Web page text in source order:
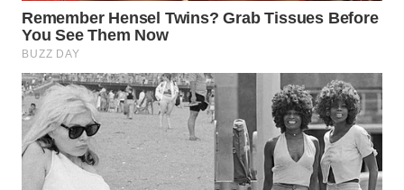
WN
SAMOSIR
WN
PADANG
LAWAS